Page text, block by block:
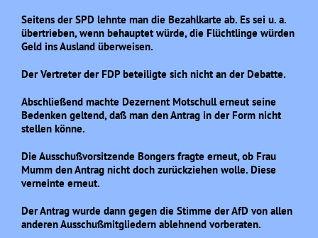
Seitens der SPD lehnte man die Bezahlkarte ab. Es sei u. a.
übertrieben, wenn behauptet würde, die Flüchtlinge würden
Geld ins Ausland überweisen.
Der Vertreter der FDP beteiligte sich nicht an der Debatte.
Abschließend machte Dezernent Motschull erneut seine
Bedenken geltend, daß man den Antrag in der Form nicht
stellen könne.
Die Ausschußvorsitzende Bongers fragte erneut, ob Frau
Mumm den Antrag nicht doch zurückziehen wolle. Diese
verneinte erneut.
Der Antrag wurde dann gegen die Stimme der AfD von allen
anderen Ausschußmitgliedern ablehnend vorberaten.